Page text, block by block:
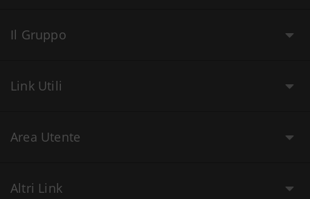
Il Gruppo
Link Utili
Area Utente
Altri Link